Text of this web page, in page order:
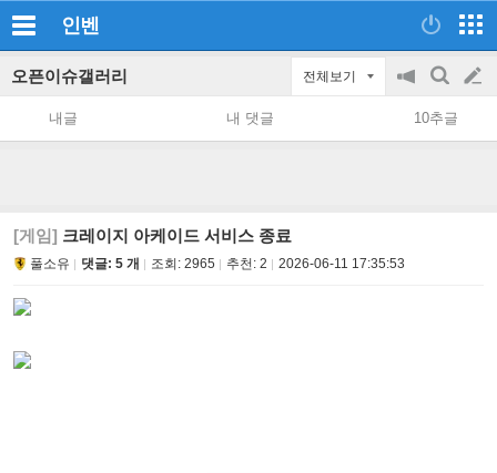
인벤
오픈이슈갤러리 전체보기
공
지
on/off
검
색
글
쓰
내글 내 댓글 10추글
[게임] 크레이지 아케이드 서비스 종료
풀소유 댓글: 5 개 조회: 2965 추천: 2 2026-06-11 17:35:53